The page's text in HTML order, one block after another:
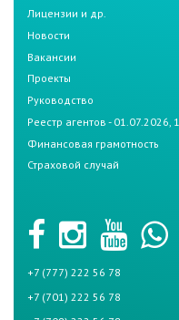
Лицензии и др.
Новости
Вакансии
Проекты
Руководство
Реестр агентов - 01.07.2026,
Финансовая грамотность
Страховой случай
+7 (777) 222 56 78
+7 (701) 222 56 78